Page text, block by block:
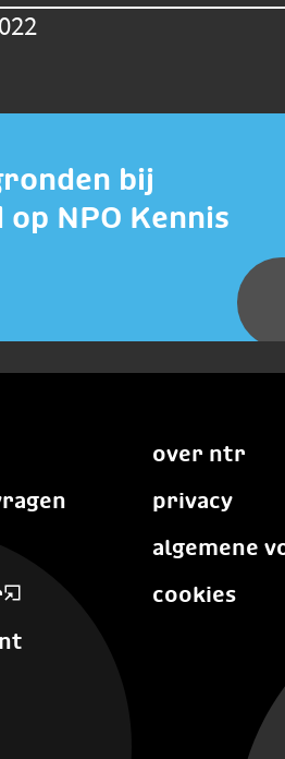
bij
NPO Kennis
over ntr
privacy
algemene
cookies